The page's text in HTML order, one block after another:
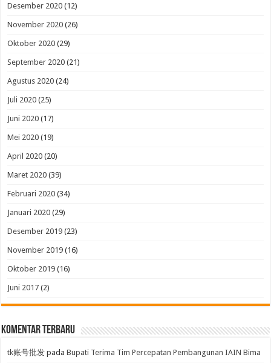
Desember 2020 (12)
November 2020 (26)
Oktober 2020 (29)
September 2020 (21)
Agustus 2020 (24)
Juli 2020 (25)
Juni 2020 (17)
Mei 2020 (19)
April 2020 (20)
Maret 2020 (39)
Februari 2020 (34)
Januari 2020 (29)
Desember 2019 (23)
November 2019 (16)
Oktober 2019 (16)
Juni 2017 (2)
Komentar Terbaru
tk账号批发 padaBupati Terima Tim Percepatan Pembangunan IAIN Bima